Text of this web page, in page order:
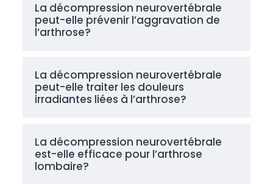
La décompression neurovertébrale
peut-elle prévenir l’aggravation de
l’arthrose?
La décompression neurovertébrale
peut-elle traiter les douleurs
irradiantes liées à l’arthrose?
La décompression neurovertébrale
est-elle efficace pour l’arthrose
lombaire?